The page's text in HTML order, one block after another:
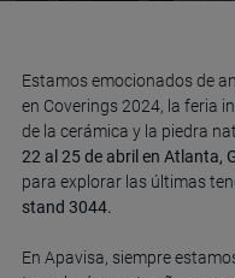
Estamos emocionados de
en Coverings 2024, la feria
de la cerámica y la piedra
22 al 25 de abril en Atlanta,
para explorar las últimas
stand 3044.
En Apavisa, siempre